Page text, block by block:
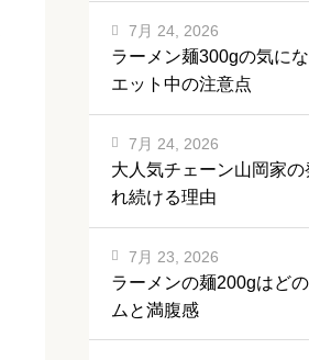
ラーメン麺300gの気に
エット中の注意点
7月 24, 2026
大人気チェーン山岡家
れ続ける理由
7月 24, 2026
ラーメンの麺200gはど
ムと満腹感
7月 23, 2026